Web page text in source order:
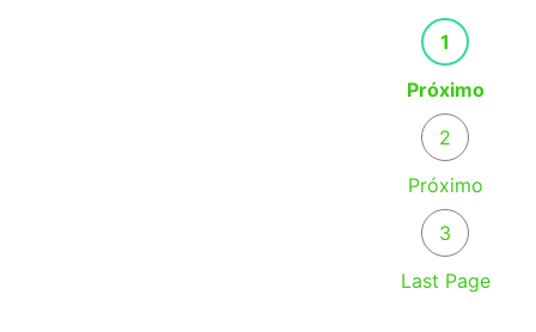
1
Próximo
2
Próximo
3
Last Page